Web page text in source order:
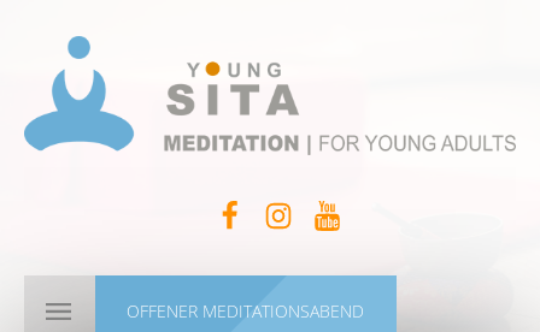
OFFENER MEDITATIONSABEND